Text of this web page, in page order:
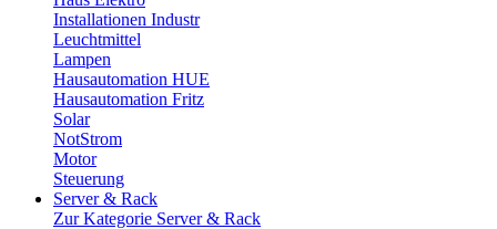
Installationen Industr
Leuchtmittel
Lampen
Hausautomation HUE
Hausautomation Fritz
Solar
NotStrom
Motor
Steuerung
Server & Rack
Zur Kategorie Server & Rack